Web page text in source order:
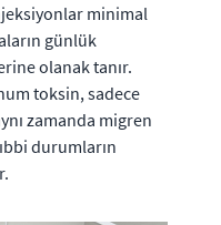
minimal
günlük
olanak tanır.
toksin, sadece
zamanda migren
durumların